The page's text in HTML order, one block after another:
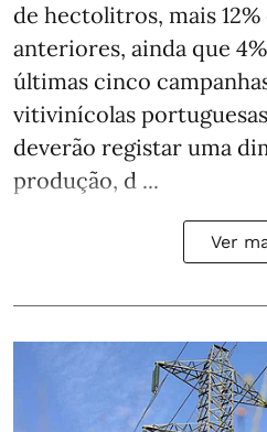
de hectolitros, mais
anteriores, ainda que
últimas cinco
vitivinícolas
deverão registar uma
produção, d ...
Ver